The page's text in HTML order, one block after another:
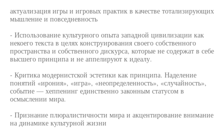
актуализация игры и игровых практик в качестве тотализирующих
мышление и повседневность
- Использование культурного опыта западной цивилизации как
некоего текста в целях конструирования своего собственного
пространства и собственного дискурса, которые не содержат в себе
высшего принципа и не аппелируют к идеалу.
- Критика модернистской эстетики как принципа. Наделение
понятий «ирония», «игра», «неопределенность», «случайность»,
событие — хеппенинг единственно законным статусом в
осмыслении мира.
- Признание плюралистичности мира и акцентирование внимание
на динамике культурной жизни